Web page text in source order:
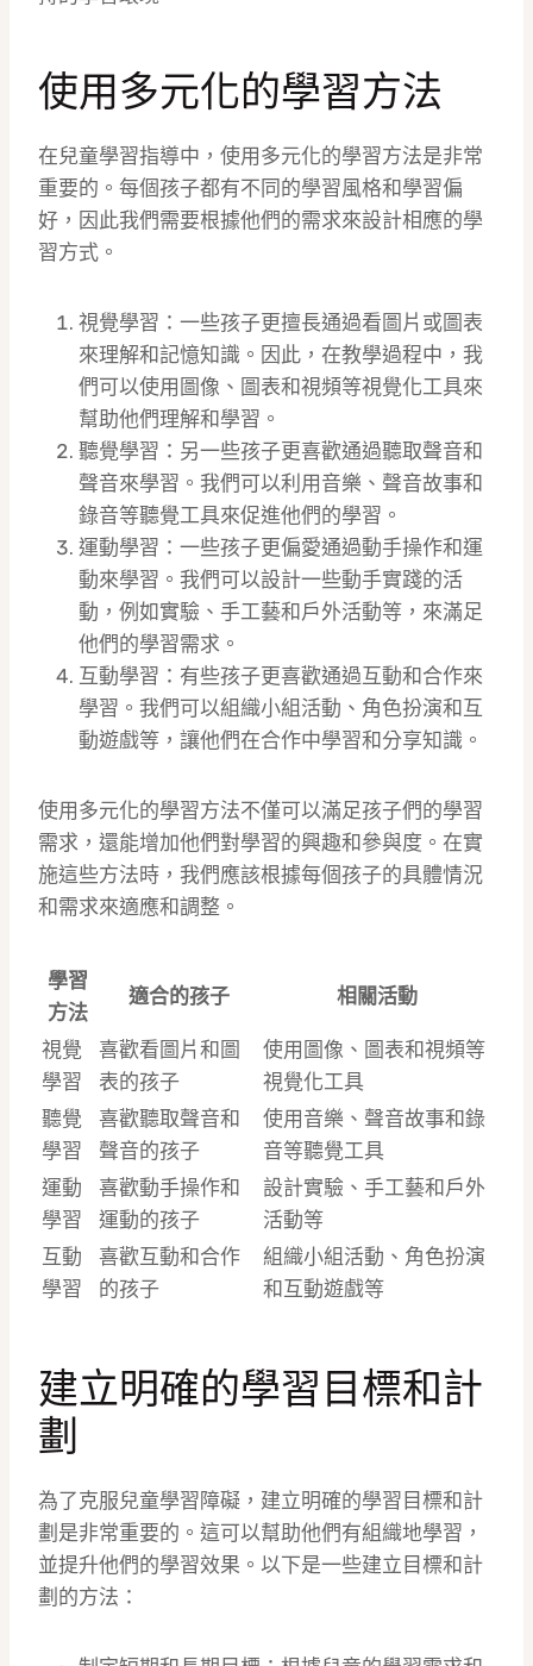
使用多元化的學習方法
在兒童學習指導中，使用多元化的學習方法是非常
重要的。每個孩子都有不同的學習風格和學習偏
好，因此我們需要根據他們的需求來設計相應的學
習方式。
視覺學習：一些孩子更擅長通過看圖片或圖表
來理解和記憶知識。因此，在教學過程中，我
們可以使用圖像、圖表和視頻等視覺化工具來
幫助他們理解和學習。
聽覺學習：另一些孩子更喜歡通過聽取聲音和
聲音來學習。我們可以利用音樂、聲音故事和
錄音等聽覺工具來促進他們的學習。
運動學習：一些孩子更偏愛通過動手操作和運
動來學習。我們可以設計一些動手實踐的活
動，例如實驗、手工藝和戶外活動等，來滿足
他們的學習需求。
互動學習：有些孩子更喜歡通過互動和合作來
學習。我們可以組織小組活動、角色扮演和互
動遊戲等，讓他們在合作中學習和分享知識。
使用多元化的學習方法不僅可以滿足孩子們的學習
需求，還能增加他們對學習的興趣和參與度。在實
施這些方法時，我們應該根據每個孩子的具體情況
和需求來適應和調整。
學習
方法
適合的孩子 相關活動
視覺
學習
喜歡看圖片和圖
表的孩子
使用圖像、圖表和視頻等
視覺化工具
聽覺
學習
喜歡聽取聲音和
聲音的孩子
使用音樂、聲音故事和錄
音等聽覺工具
運動
學習
喜歡動手操作和
運動的孩子
設計實驗、手工藝和戶外
活動等
互動
學習
喜歡互動和合作
的孩子
組織小組活動、角色扮演
和互動遊戲等
建立明確的學習目標和計
劃
為了克服兒童學習障礙，建立明確的學習目標和計
劃是非常重要的。這可以幫助他們有組織地學習，
並提升他們的學習效果。以下是一些建立目標和計
劃的方法：